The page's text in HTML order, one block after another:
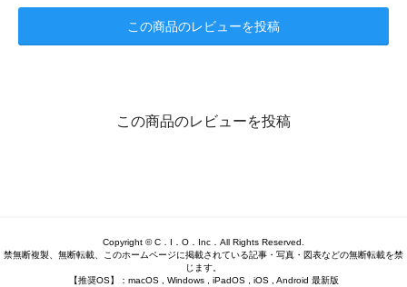
この商品のレビューを投稿
この商品のレビューを投稿
Copyright © C．I．O．Inc．All Rights Reserved.
禁無断複製、無断転載、このホームページに掲載されている記事・写真・図表などの無断転載を禁
じます。
【推奨OS】：macOS , Windows , iPadOS , iOS , Android 最新版